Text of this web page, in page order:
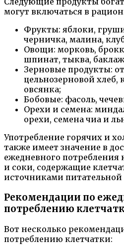
могут включаться в
Фрукты: яблоки,
черничка, малина,
Овощи: морковь,
шпинат, тыква,
Зерновые продукты:
цельнозерновой хлеб,
овсянка;
Бобовые: фасоль,
Орехи и семена:
орехи, семена чиа и
Употребление горячих и
также имеет значение в
ежедневного потребления
и соки, содержащие
источниками питательной
Рекомендации по
потреблению
Вот несколько
потреблению клетчатки: